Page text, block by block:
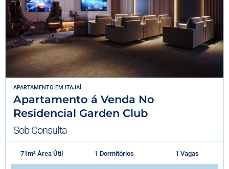
APARTAMENTO EM ITAJAÍ
Apartamento á Venda No
Residencial Garden Club
Sob Consulta
71m² Área Útil 1 Dormitórios 1 Vagas